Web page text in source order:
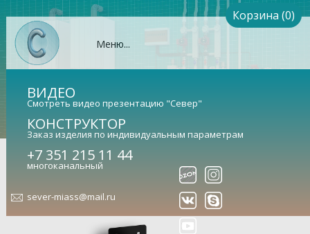
Меню...
Корзина (0)
ВИДЕО
Смотреть видео презентацию "Север"
КОНСТРУКТОР
Заказ изделия по индивидуальным параметрам
+7 351 215 11 44
многоканальный
sever-miass@mail.ru
Крепление настенное
Для расширительных баков с посадочной муфтой 1
дюйм (арт. 1925036)